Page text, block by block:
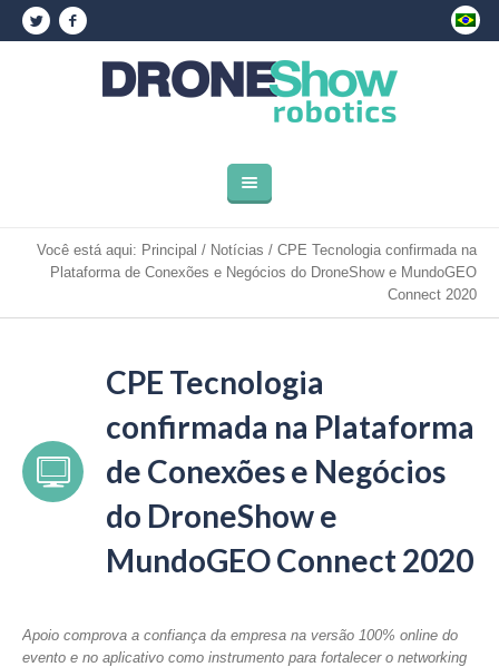
Você está aqui: Principal / Notícias / CPE Tecnologia confirmada na
Plataforma de Conexões e Negócios do DroneShow e MundoGEO
Connect 2020
CPE Tecnologia
confirmada na Plataforma
de Conexões e Negócios
do DroneShow e
MundoGEO Connect 2020
Apoio comprova a confiança da empresa na versão 100% online do
evento e no aplicativo como instrumento para fortalecer o networking